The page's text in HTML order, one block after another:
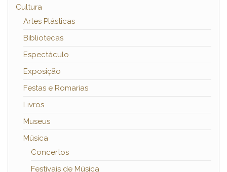
Cultura
Artes Plásticas
Bibliotecas
Espectáculo
Exposição
Festas e Romarias
Livros
Museus
Música
Concertos
Festivais de Música